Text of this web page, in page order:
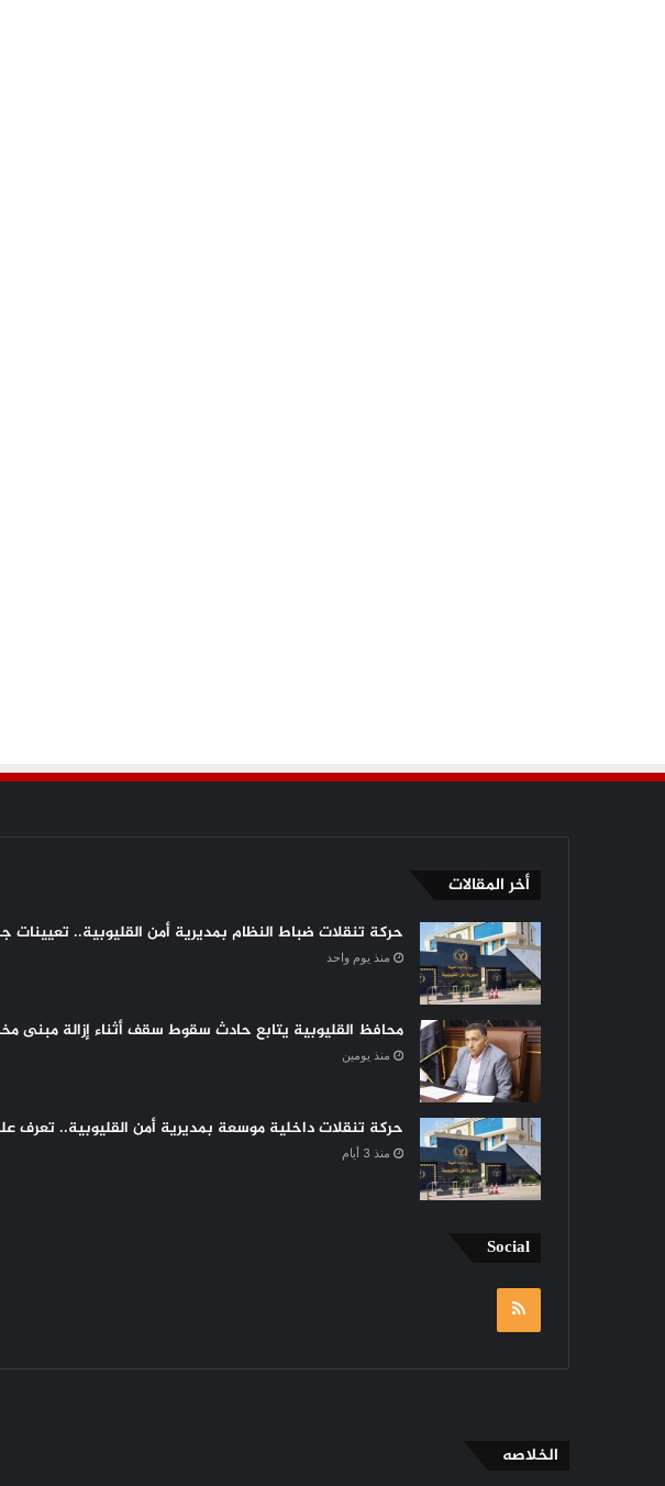
أخر المقالات
حركة تنقلات ضباط النظام بمديرية أمن القليوبية.. تعيينات
منذ يوم واحد
محافظ القليوبية يتابع حادث سقوط سقف أثناء إزالة مبنى
منذ يومين
حركة تنقلات داخلية موسعة بمديرية أمن القليوبية.. تعرف
منذ 3 أيام
Social
RSS
الخلاصه